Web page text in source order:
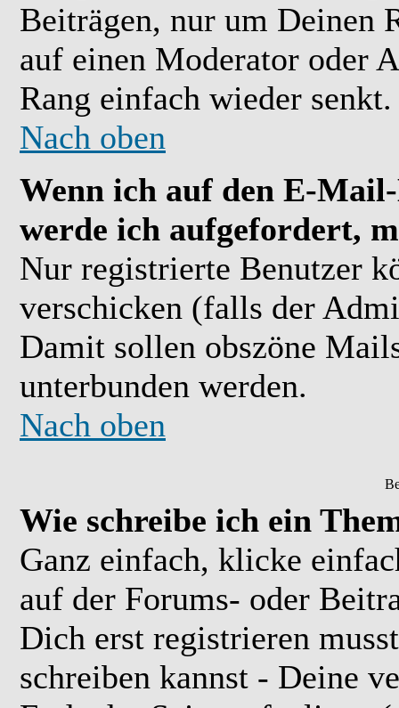
Beiträgen, nur um Deinen
auf einen Moderator oder
Rang einfach wieder senkt.
Nach oben
Wenn ich auf den E-
werde ich aufgefordert,
Nur registrierte Benutzer
verschicken (falls der
Damit sollen obszöne
unterbunden werden.
Nach oben
Wie schreibe ich ein
Ganz einfach, klicke
auf der Forums- oder
Dich erst registrieren
schreiben kannst - Deine